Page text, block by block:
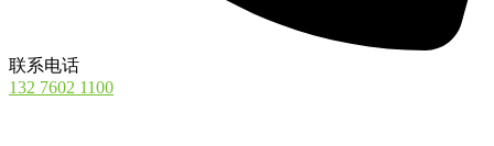
联系电话
132 7602 1100